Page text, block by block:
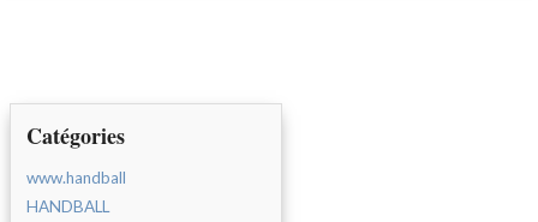
Catégories
www.handball
HANDBALL